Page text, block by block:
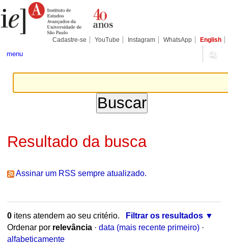
para
conteúdo.
Pessoais
Cadastre-se YouTube Instagram WhatsApp English
menu
Resultado da busca
Assinar um RSS sempre atualizado.
0itens atendem ao seu critério.
Filtrar os resultados
Ordenar por relevância · data (mais recente primeiro) ·
alfabeticamente